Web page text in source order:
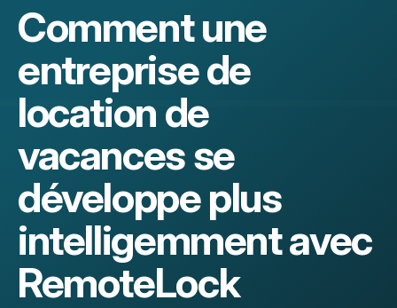
Comment une
entreprise de
location de
vacances se
développe plus
intelligemment avec
RemoteLock